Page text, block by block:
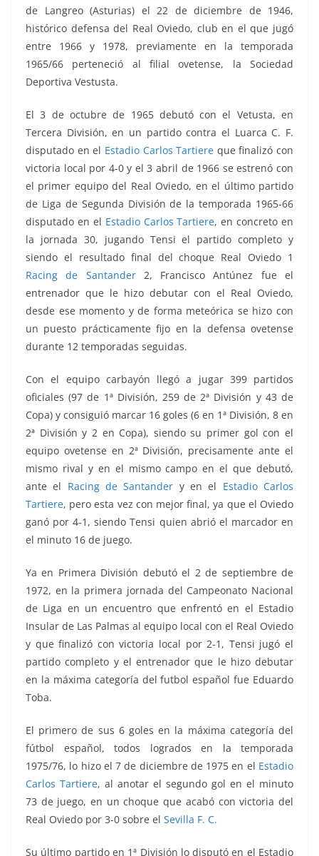
de Langreo (Asturias) el 22 de diciembre de 1946,
histórico defensa del Real Oviedo, club en el que jugó
entre 1966 y 1978, previamente en la temporada
1965/66 perteneció al filial ovetense, la Sociedad
Deportiva Vestusta.
El 3 de octubre de 1965 debutó con el Vetusta, en
Tercera División, en un partido contra el Luarca C. F.
disputado en el Estadio Carlos Tartiere que finalizó con
victoria local por 4-0 y el 3 abril de 1966 se estrenó con
el primer equipo del Real Oviedo, en el último partido
de Liga de Segunda División de la temporada 1965-66
disputado en el Estadio Carlos Tartiere, en concreto en
la jornada 30, jugando Tensi el partido completo y
siendo el resultado final del choque Real Oviedo 1
Racing de Santander2, Francisco Antúnez fue el
entrenador que le hizo debutar con el Real Oviedo,
desde ese momento y de forma meteórica se hizo con
un puesto prácticamente fijo en la defensa ovetense
durante 12 temporadas seguidas.
Con el equipo carbayón llegó a jugar 399 partidos
oficiales (97 de 1ª División, 259 de 2ª División y 43 de
Copa) y consiguió marcar 16 goles (6 en 1ª División, 8 en
2ª División y 2 en Copa), siendo su primer gol con el
equipo ovetense en 2ª División, precisamente ante el
mismo rival y en el mismo campo en el que debutó,
ante el Racing de Santander y en el Estadio Carlos
Tartiere, pero esta vez con mejor final, ya que el Oviedo
ganó por 4-1, siendo Tensi quien abrió el marcador en
el minuto 16 de juego.
Ya en Primera División debutó el 2 de septiembre de
1972, en la primera jornada del Campeonato Nacional
de Liga en un encuentro que enfrentó en el Estadio
Insular de Las Palmas al equipo local con el Real Oviedo
y que finalizó con victoria local por 2-1, Tensi jugó el
partido completo y el entrenador que le hizo debutar
en la máxima categoría del futbol español fue Eduardo
Toba.
El primero de sus 6 goles en la máxima categoría del
fútbol español, todos logrados en la temporada
1975/76, lo hizo el 7 de diciembre de 1975 en el Estadio
Carlos Tartiere, al anotar el segundo gol en el minuto
73 de juego, en un choque que acabó con victoria del
Real Oviedo por 3-0 sobre el Sevilla F. C.
Su último partido en 1ª División lo disputó en el Estadio